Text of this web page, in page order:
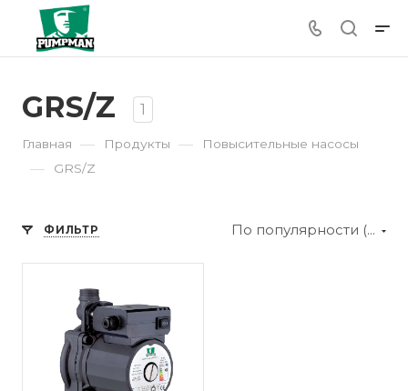
GRS/Z 1
Главная — Продукты — Повысительные насосы
— GRS/Z
ФИЛЬТР По популярности (убывание)